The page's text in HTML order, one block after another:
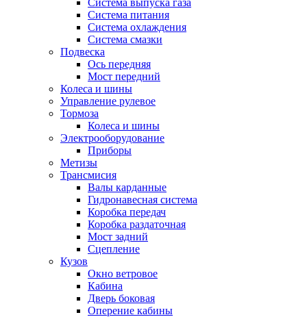
Система выпуска газа
Система питания
Система охлаждения
Система смазки
Подвеска
Ось передняя
Мост передний
Колеса и шины
Управление рулевое
Тормоза
Колеса и шины
Электрооборудование
Приборы
Метизы
Трансмисия
Валы карданные
Гидронавесная система
Коробка передач
Коробка раздаточная
Мост задний
Сцепление
Кузов
Окно ветровое
Кабина
Дверь боковая
Оперение кабины